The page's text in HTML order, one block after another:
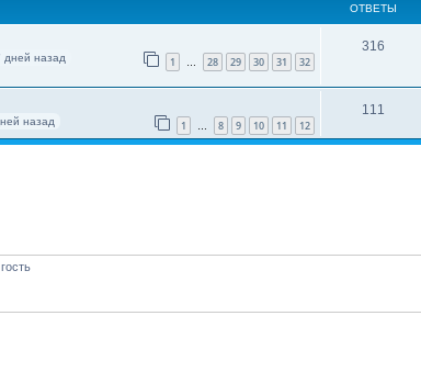
ОТВЕТЫ
1 … 28 29 30 31 32
назад
316
1 … 8 9 10 11 12
назад
111